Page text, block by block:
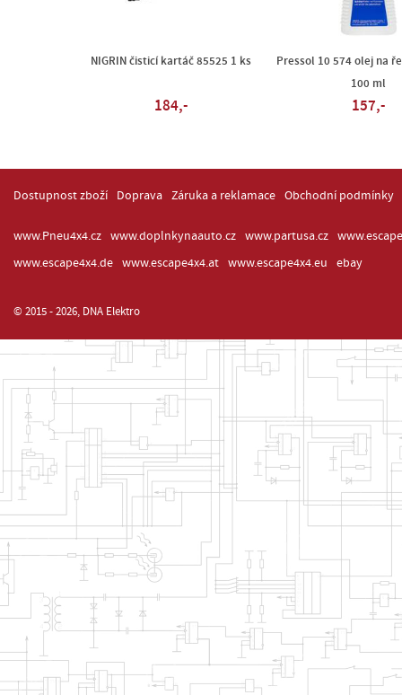
NIGRIN čisticí kartáč 85525 1 ks
184,-
Pressol 10 574 olej na
100 ml
157,-
Dostupnost zboží Doprava Záruka a reklamace Obchodní podmínky
www.Pneu4x4.cz www.doplnkynaauto.cz www.partusa.cz
www.escape4x4.de
www.escape4x4.at www.escape4x4.eu ebay
© 2015 - 2026, DNA Elektro